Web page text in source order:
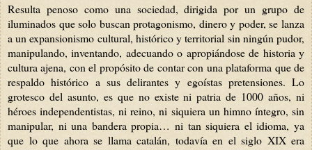
Resulta penoso como una sociedad, dirigida por un grupo de
iluminados que solo buscan protagonismo, dinero y poder, se lanza
a un expansionismo cultural, histórico y territorial sin ningún pudor,
manipulando, inventando, adecuando o apropiándose de historia y
cultura ajena, con el propósito de contar con una plataforma que de
respaldo histórico a sus delirantes y egoístas pretensiones. Lo
grotesco del asunto, es que no existe ni patria de 1000 años, ni
héroes independentistas, ni reino, ni siquiera un himno íntegro, sin
manipular, ni una bandera propia… ni tan siquiera el idioma, ya
que lo que ahora se llama catalán, todavía en el siglo XIX era